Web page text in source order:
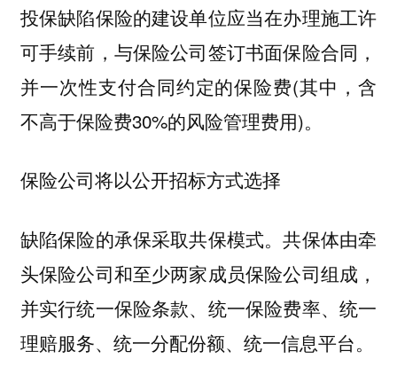
投保缺陷保险的建设单位应当在办理施工许
可手续前，与保险公司签订书面保险合同，
并一次性支付合同约定的保险费(其中，含
不高于保险费30%的风险管理费用)。
保险公司将以公开招标方式选择
缺陷保险的承保采取共保模式。共保体由牵
头保险公司和至少两家成员保险公司组成，
并实行统一保险条款、统一保险费率、统一
理赔服务、统一分配份额、统一信息平台。